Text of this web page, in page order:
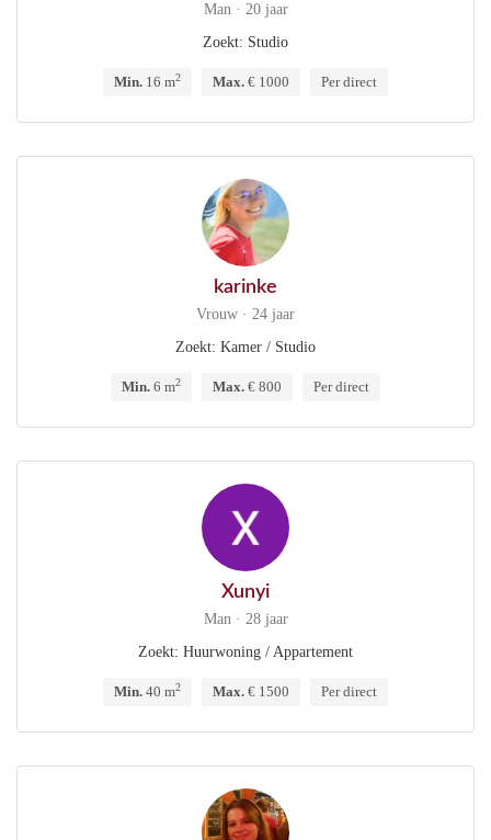
Man · 20 jaar
Zoekt: Studio
Min. 16 m2 Max. € 1000 Per direct
karinke
Vrouw · 24 jaar
Zoekt: Kamer / Studio
Min. 6 m2 Max. € 800 Per direct
Xunyi
Man · 28 jaar
Zoekt: Huurwoning / Appartement
Min. 40 m2 Max. € 1500 Per direct